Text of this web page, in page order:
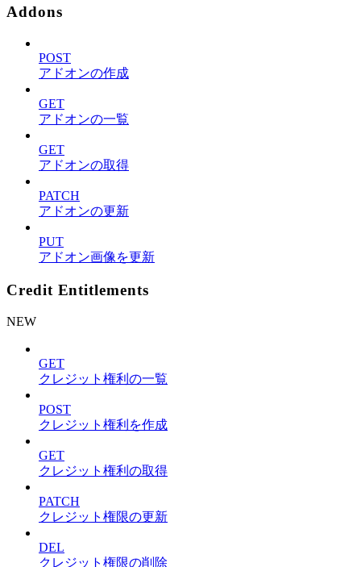
Addons
POST
アドオンの作成
GET
アドオンの一覧
GET
アドオンの取得
PATCH
アドオンの更新
PUT
アドオン画像を更新
Credit Entitlements
NEW
GET
クレジット権利の一覧
POST
クレジット権利を作成
GET
クレジット権利の取得
PATCH
クレジット権限の更新
DEL
クレジット権限の削除